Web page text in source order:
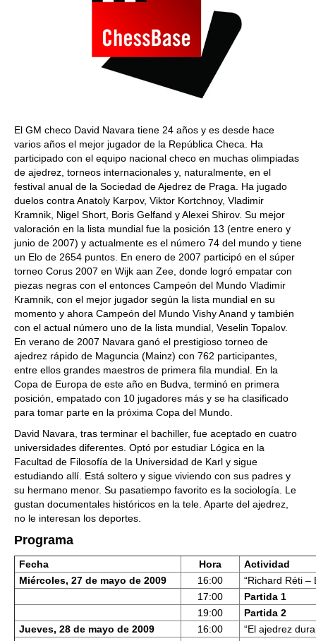
El GM checo David Navara tiene 24 años y es desde hace
varios años el mejor jugador de la República Checa. Ha
participado con el equipo nacional checo en muchas olimpiadas
de ajedrez, torneos internacionales y, naturalmente, en el
festival anual de la Sociedad de Ajedrez de Praga. Ha jugado
duelos contra Anatoly Karpov, Viktor Kortchnoy, Vladimir
Kramnik, Nigel Short, Boris Gelfand y Alexei Shirov. Su mejor
valoración en la lista mundial fue la posición 13 (entre enero y
junio de 2007) y actualmente es el número 74 del mundo y tiene
un Elo de 2654 puntos. En enero de 2007 participó en el súper
torneo Corus 2007 en Wijk aan Zee, donde logró empatar con
piezas negras con el entonces Campeón del Mundo Vladimir
Kramnik, con el mejor jugador según la lista mundial en su
momento y ahora Campeón del Mundo Vishy Anand y también
con el actual número uno de la lista mundial, Veselin Topalov.
En verano de 2007 Navara ganó el prestigioso torneo de
ajedrez rápido de Maguncia (Mainz) con 762 participantes,
entre ellos grandes maestros de primera fila mundial. En la
Copa de Europa de este año en Budva, terminó en primera
posición, empatado con 10 jugadores más y se ha clasificado
para tomar parte en la próxima Copa del Mundo.
David Navara, tras terminar el bachiller, fue aceptado en cuatro
universidades diferentes. Optó por estudiar Lógica en la
Facultad de Filosofía de la Universidad de Karl y sigue
estudiando allí. Está soltero y sigue viviendo con sus padres y
su hermano menor. Su pasatiempo favorito es la sociología. Le
gustan documentales históricos en la tele. Aparte del ajedrez,
no le interesan los deportes.
Programa
Fecha Hora
Actividad
Miércoles, 27 de mayo de 2009
16:00
“Richard Réti
17:00
Partida 1
19:00
Partida 2
Jueves, 28 de mayo de 2009
16:00
“El ajedrez